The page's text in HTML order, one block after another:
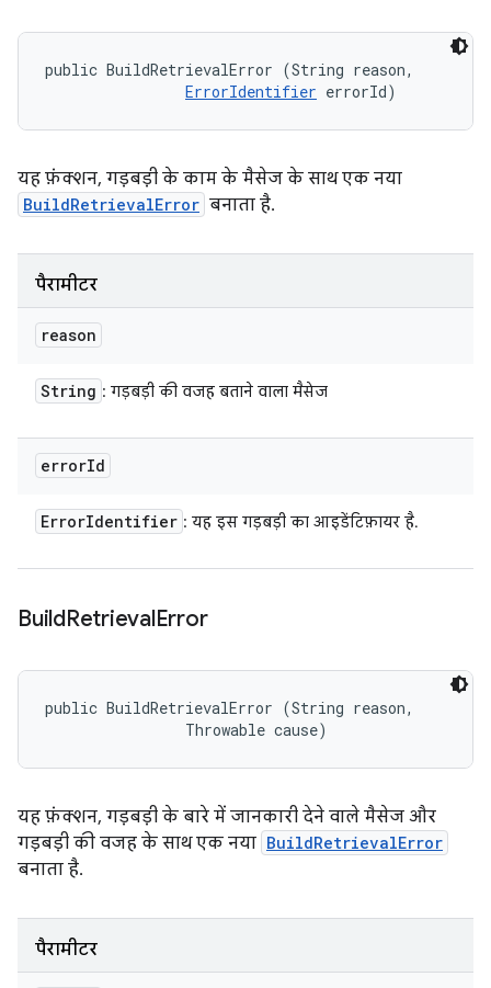
public BuildRetrievalError (String reason,
ErrorIdentifier errorId)
यह फ़ंक्शन, गड़बड़ी के काम के मैसेज के साथ एक नया
BuildRetrievalError बनाता है.
पैरामीटर
reason
String : गड़बड़ी की वजह बताने वाला मैसेज
errorId
ErrorIdentifier : यह इस गड़बड़ी का आइडेंटिफ़ायर है.
BuildRetrievalError
public BuildRetrievalError (String reason,
                Throwable cause)
यह फ़ंक्शन, गड़बड़ी के बारे में जानकारी देने वाले मैसेज और
गड़बड़ी की वजह के साथ एक नया BuildRetrievalError
बनाता है.
पैरामीटर